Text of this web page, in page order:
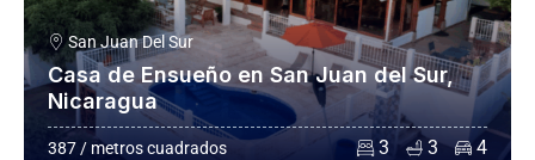
San Juan Del Sur
Casa de Ensueño en San Juan del Sur,
Nicaragua
387 / metros cuadrados 3 3 4